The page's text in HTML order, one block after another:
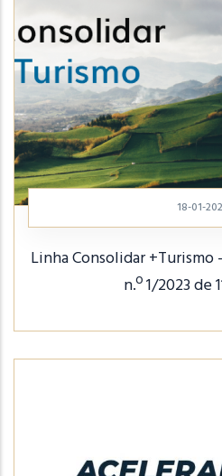
18-01-
Linha Consolidar
n.º 1/2023 de